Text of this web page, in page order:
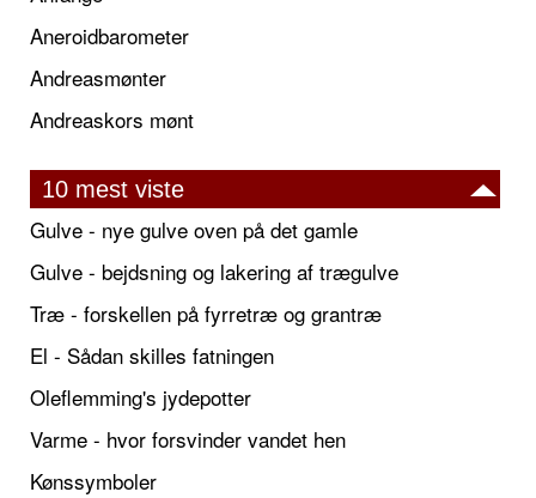
Aneroidbarometer
Andreasmønter
Andreaskors mønt
10 mest viste
Gulve - nye gulve oven på det gamle
Gulve - bejdsning og lakering af trægulve
Træ - forskellen på fyrretræ og grantræ
El - Sådan skilles fatningen
Oleflemming's jydepotter
Varme - hvor forsvinder vandet hen
Kønssymboler